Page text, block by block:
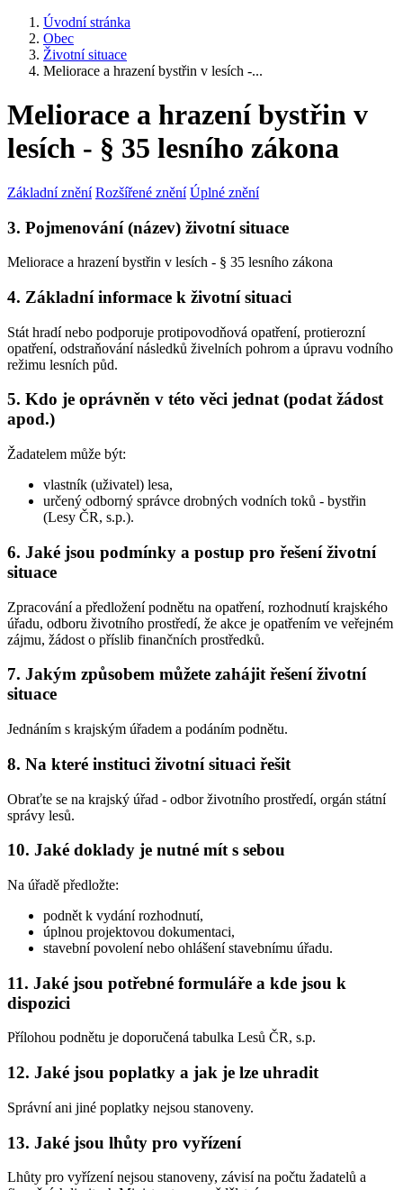
Úvodní stránka
Obec
Životní situace
Meliorace a hrazení bystřin v lesích -...
Meliorace a hrazení bystřin v
lesích - § 35 lesního zákona
Základní znění Rozšířené znění Úplné znění
3. Pojmenování (název) životní situace
Meliorace a hrazení bystřin v lesích - § 35 lesního zákona
4. Základní informace k životní situaci
Stát hradí nebo podporuje protipovodňová opatření, protierozní
opatření, odstraňování následků živelních pohrom a úpravu vodního
režimu lesních půd.
5. Kdo je oprávněn v této věci jednat (podat žádost
apod.)
Žadatelem může být:
vlastník (uživatel) lesa,
určený odborný správce drobných vodních toků - bystřin
(Lesy ČR, s.p.).
6. Jaké jsou podmínky a postup pro řešení životní
situace
Zpracování a předložení podnětu na opatření, rozhodnutí krajského
úřadu, odboru životního prostředí, že akce je opatřením ve veřejném
zájmu, žádost o příslib finančních prostředků.
7. Jakým způsobem můžete zahájit řešení životní
situace
Jednáním s krajským úřadem a podáním podnětu.
8. Na které instituci životní situaci řešit
Obraťte se na krajský úřad - odbor životního prostředí, orgán státní
správy lesů.
10. Jaké doklady je nutné mít s sebou
Na úřadě předložte:
podnět k vydání rozhodnutí,
úplnou projektovou dokumentaci,
stavební povolení nebo ohlášení stavebnímu úřadu.
11. Jaké jsou potřebné formuláře a kde jsou k
dispozici
Přílohou podnětu je doporučená tabulka Lesů ČR, s.p.
12. Jaké jsou poplatky a jak je lze uhradit
Správní ani jiné poplatky nejsou stanoveny.
13. Jaké jsou lhůty pro vyřízení
Lhůty pro vyřízení nejsou stanoveny, závisí na počtu žadatelů a